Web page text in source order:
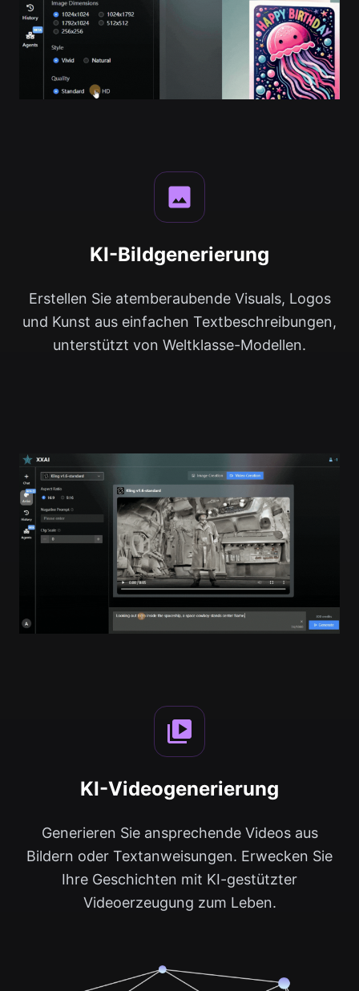
KI-Bildgenerierung
Erstellen Sie atemberaubende Visuals, Logos
und Kunst aus einfachen Textbeschreibungen,
unterstützt von Weltklasse-Modellen.
KI-Videogenerierung
Generieren Sie ansprechende Videos aus
Bildern oder Textanweisungen. Erwecken Sie
Ihre Geschichten mit KI-gestützter
Videoerzeugung zum Leben.